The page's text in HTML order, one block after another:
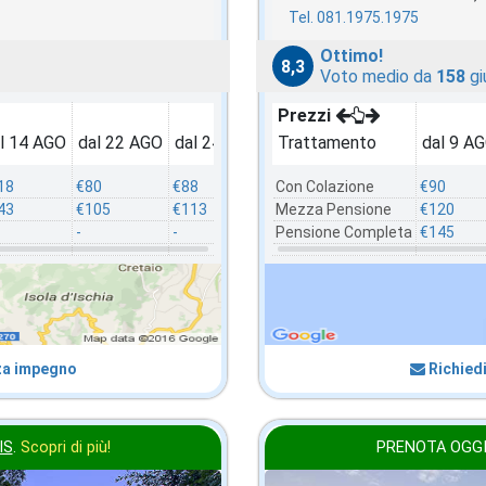
14 AGO dal 22 AGO
€80
€105
-
dal 24 AGO
€88
€113
-
dal 1 SET
€73
€98
dal 26 SET
€60
€85
-
dal
€91
-
impegno
Tel. 081.1975.1975
8,3
Ottimo!
Voto medio da 158
Prezzi
Trattamento
Con Colazione
Mezza Pensione
Pensione Completa
dal 9
€90
€120
€145
. Scopri di più! PRENOTA